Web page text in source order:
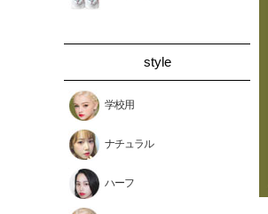
style
学校用
ナチュラル
ハーフ